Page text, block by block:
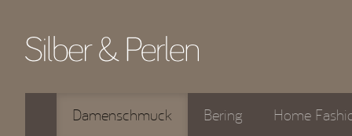
Damenschmuck Bering Home